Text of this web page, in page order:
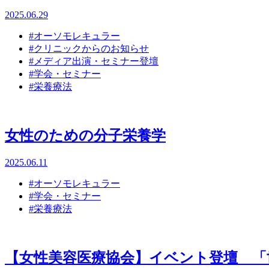
2025.06.29
#オーソモレキュラー
#クリニックからのお知らせ
#メディア出演・セミナー登壇
#学会・セミナー
#栄養療法
女性のための分子栄養学
2025.06.11
#オーソモレキュラー
#学会・セミナー
#栄養療法
【女性美容医療協会】イベント登壇